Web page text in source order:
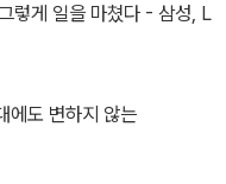
렇게 일을 마쳤다 - 삼성, L
에도 변하지 않는